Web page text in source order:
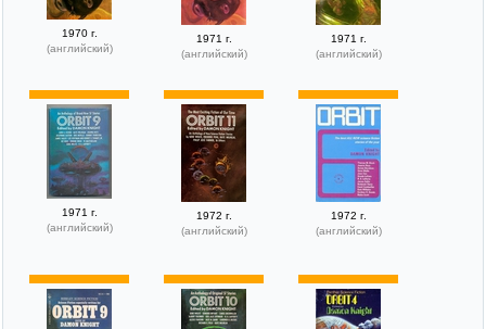
1970 г.
(английский)
1971 г.
(английский)
1971 г.
(английский)
1971 г.
(английский)
1972 г.
(английский)
1972 г.
(английский)